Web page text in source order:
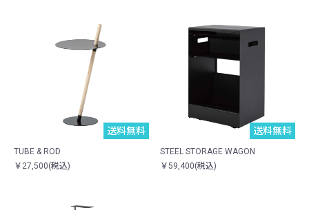
送料無料
TUBE & ROD
￥27,500(税込)
送料無料
STEEL STORAGE WAGON
￥59,400(税込)